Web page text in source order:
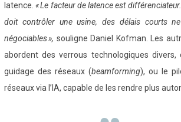
latence.« Le facteur de latence est
doit contrôler une usine, des délais courts
négociables », souligne Daniel Kofman. Les
abordent des verrous technologiques divers,
guidage des réseaux (beamforming), ou le
réseaux via l’IA, capable de les rendre plus